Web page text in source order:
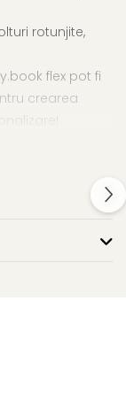
rotunjite,
flex pot fi
crearea